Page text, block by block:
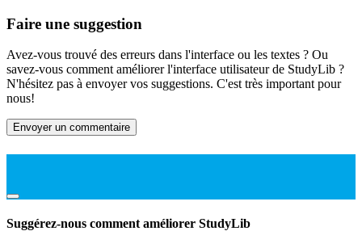
Faire une suggestion
Avez-vous trouvé des erreurs dans l'interface ou les textes ? Ou
savez-vous comment améliorer l'interface utilisateur de StudyLib ?
N'hésitez pas à envoyer vos suggestions. C'est très important pour
nous!
Envoyer un commentaire
Suggérez-nous comment améliorer StudyLib